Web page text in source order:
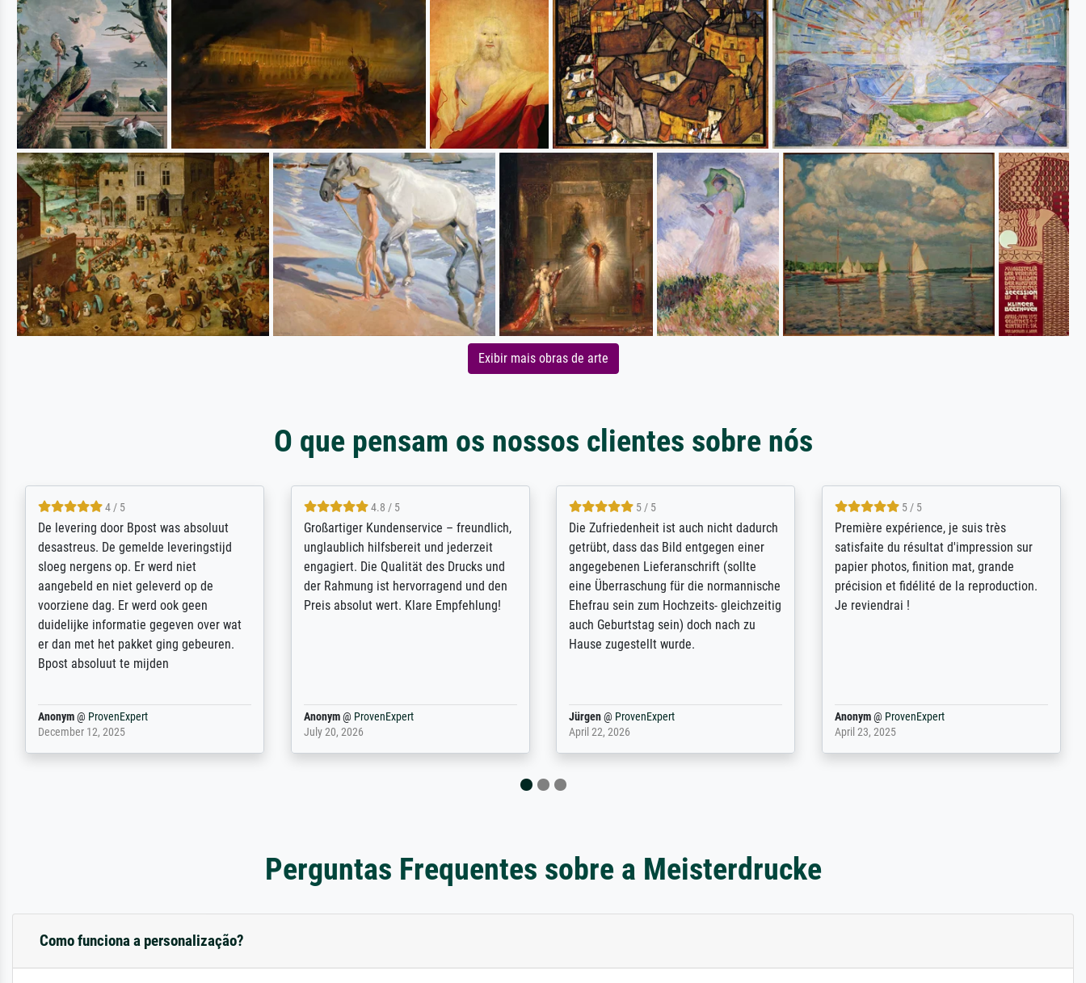
Exibir mais obras de arte
O que pensam os nossos clientes sobre nós
5 / 5
Sehr gute Qualität des Leinwanddrucks
und des Rahmens! Unser Bild wurde
sehr sorgfältig und sicher verpackt, so
dass es unbeschadet bei uns ankam. Es
wird nicht unser letzter Meisterdruck
sein. Vielen Dank!
Reinhold,@ProvenExpert
April 22, 2026
5 / 5
Für ein Erinnerungsbuch mit der
Feldpost meines Großvaters aus dem 1.
Weltkrieg benötigte ich ein
ausdrucksvolles Bild. Das habe ich bei
Ihnen gefunden. Bei der Auswahl der
weiter. Vielen ...
Margot@ProvenExpert
February 20, 2026
4.8 / 5
Hervorragende Qualität. Man kann sich
vieles anpassen lassen, wie z.B.:
Randentfernung, Farbe, Helligkeit,
Kontrast und Weiteres. Sehr freundliche
Kontaktperson per Mail. Das Bild (ein
Kunstdruck) wurde sehr gut verpackt -
sehr starke Papprolle mit Plastikdeckeln
Anonym@ProvenExpert
August 12, 2025
4.8 / 5
Qualité absolument irréprochable.
Extraordinaire diversité des thèmes
abordés et personnalisation des
demandes (recadrage, réajustement des
couleurs). Relation clientèle parfaite.
Anonym@ ProvenExpert
March 31, 2025
Perguntas Frequentes sobre a Meisterdrucke
Como funciona a personalização?